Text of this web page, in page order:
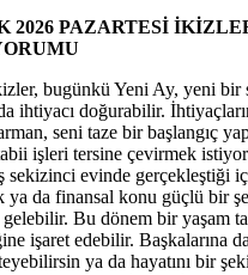
2026 PAZARTESİ
bugünkü Yeni Ay, yeni bir
ihtiyacı doğurabilir.
seni taze bir başlangıç
işleri tersine çevirmek
sekizinci evinde gerçekleştiği
ya da finansal konu güçlü bir
Bu dönem bir yaşam
işaret edebilir. Başkalarına
ya da hayatını bir